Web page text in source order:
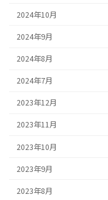
2024年10月
2024年9月
2024年8月
2024年7月
2023年12月
2023年11月
2023年10月
2023年9月
2023年8月